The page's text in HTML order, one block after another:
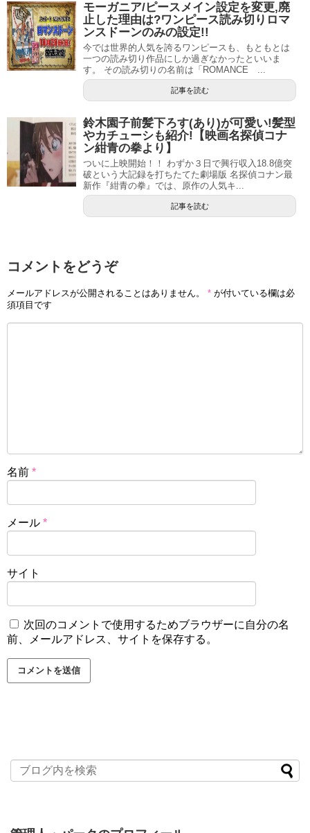
とりあえず今回の新連載『探偵ゼノと７つの殺人密室』
と、その他代表的な作品のあらすじを紹介していきたいと
時代を先取るシナリオメーカーと、新進気鋭作家が贈る
引用元WEBサンデー
週刊少年サンデー新年１月号より連載が開始する本記事の
目玉作品です。
本格推理マンガを名乗っており、名探偵コナンと一騎打ち
これからの活躍に期待できる作品です。
その他、全２２巻の人気作、『ARMS』
モーガニア/ピースメイン設定を変更,廃
止した理由は?ワンピース読み切りロマ
ンスドーンのみの設定!!
今では世界的人気を誇るワンピースも、もともとは
一つの読み切り作品にしか過ぎなかったといいま
す。 その読み切りの名前は「ROMANCE ...
記事を読む
鈴木園子前髪下ろす(あり)が可愛い!髪型
やカチューシも紹介!【映画名探偵コナ
ン紺青の拳より】
ついに上映開始！！ わずか３日で興行収入18.8億突
破という大記録を打ちたてた劇場版 名探偵コナン最
新作『紺青の拳』では、原作の人気キ...
記事を読む
コメントをどうぞ
メールアドレスが公開されることはありません。 * が付いている欄は必
須項目です
名前 *
メール *
サイト
次回のコメントで使用するためブラウザーに自分の名
前、メールアドレス、サイトを保存する。